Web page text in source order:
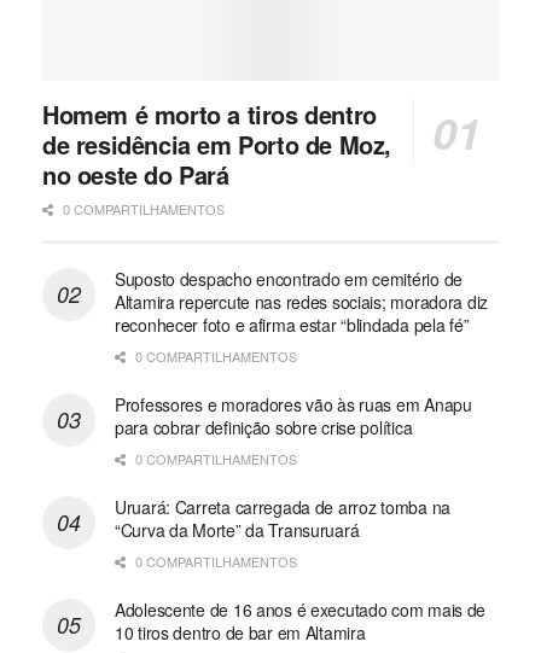
Homem é morto a tiros dentro
de residência em Porto de Moz,
no oeste do Pará
0 COMPARTILHAMENTOS
Suposto despacho encontrado em cemitério de
Altamira repercute nas redes sociais; moradora diz
reconhecer foto e afirma estar “blindada pela fé”
0 COMPARTILHAMENTOS
Professores e moradores vão às ruas em Anapu
para cobrar definição sobre crise política
0 COMPARTILHAMENTOS
Uruará: Carreta carregada de arroz tomba na
“Curva da Morte” da Transuruará
0 COMPARTILHAMENTOS
Adolescente de 16 anos é executado com mais de
10 tiros dentro de bar em Altamira